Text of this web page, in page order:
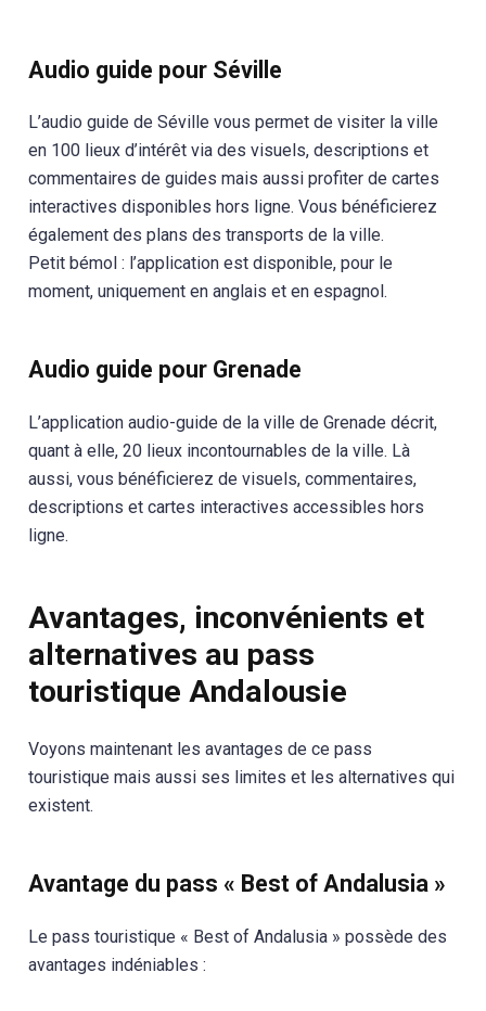
Audio guide pour Séville
L’audio guide de Séville vous permet de visiter la ville
en 100 lieux d’intérêt via des visuels, descriptions et
commentaires de guides mais aussi profiter de cartes
interactives disponibles hors ligne. Vous bénéficierez
également des plans des transports de la ville.
Petit bémol : l’application est disponible, pour le
moment, uniquement en anglais et en espagnol.
Audio guide pour Grenade
L’application audio-guide de la ville de Grenade décrit,
quant à elle, 20 lieux incontournables de la ville. Là
aussi, vous bénéficierez de visuels, commentaires,
descriptions et cartes interactives accessibles hors
ligne.
Avantages, inconvénients et
alternatives au pass
touristique Andalousie
Voyons maintenant les avantages de ce pass
touristique mais aussi ses limites et les alternatives qui
existent.
Avantage du pass « Best of Andalusia »
Le pass touristique « Best of Andalusia » possède des
avantages indéniables :